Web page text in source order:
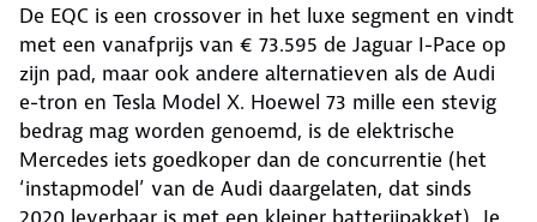
De EQC is een crossover in het luxe segment en vindt
met een vanafprijs van € 73.595 de Jaguar I-Pace op
zijn pad, maar ook andere alternatieven als de Audi
e-tron en Tesla Model X. Hoewel 73 mille een stevig
bedrag mag worden genoemd, is de elektrische
Mercedes iets goedkoper dan de concurrentie (het
‘instapmodel’ van de Audi daargelaten, dat sinds